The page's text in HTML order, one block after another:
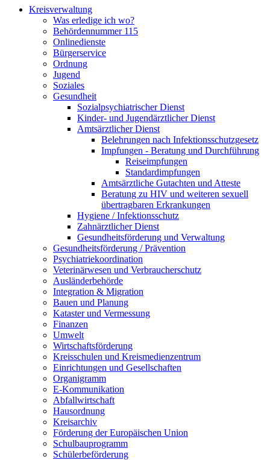
Kreisverwaltung
Was erledige ich wo?
Behördennummer 115
Onlinedienste
Bürgerservice
Ordnung
Jugend
Soziales
Gesundheit
Sozialpsychiatrischer Dienst
Kinder- und Jugendärztlicher Dienst
Amtsärztlicher Dienst
Belehrungen nach Infektionsschutzgesetz
Impfungen - Beratung und Durchführung
Reiseimpfungen
Standardimpfungen
Amtsärztliche Gutachten und Atteste
Beratung zu HIV und weiteren sexuell
übertragbaren Erkrankungen
Hygiene / Infektionsschutz
Zahnärztlicher Dienst
Gesundheitsförderung und Verwaltung
Gesundheits­förderung / Prävention
Psychiatriekoordination
Veterinärwesen und Verbraucherschutz
Ausländerbehörde
Integration & Migration
Bauen und Planung
Kataster und Vermessung
Finanzen
Umwelt
Wirtschaftsförderung
Kreisschulen und Kreismedienzentrum
Einrichtungen und Gesellschaften
Organigramm
E-Kommunikation
Abfallwirtschaft
Hausordnung
Kreisarchiv
Förderung der Europäischen Union
Schulbauprogramm
Schülerbeförderung